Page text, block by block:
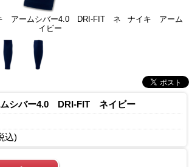
アームシバー4.0 DRI-FIT ネ
イビー
ナイキ アーム
シバー4.0 DRI-FIT ネイビー
込)